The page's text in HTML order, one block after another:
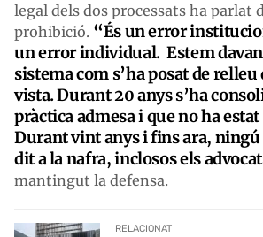
legal dels dos processats ha parlat
prohibició. “És un error
un error individual. Estem
sistema com s’ha posat de
vista. Durant 20 anys s’ha
pràctica admesa i que no ha
Durant vint anys i fins ara,
dit a la nafra, inclosos els
mantingut la defensa.
RELACIONAT